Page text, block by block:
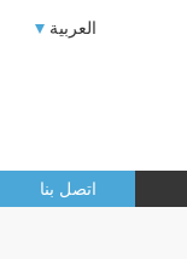
العربية
اتصل بنا